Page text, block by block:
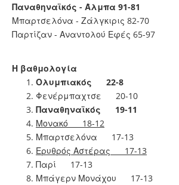
Παναθηναϊκός - Άλμπα 91-81
Μπαρτσελόνα - Ζάλγκιρις 82-70
Παρτίζαν - Αναντολού Εφές 65-97
Η βαθμολογία
Ολυμπιακός 22-8
Φενέρμπαχτσε 20-10
Παναθηναϊκός 19-11
Μονακό 18-12
Μπαρτσελόνα 17-13
Ερυθρός Αστέρας 17-13
Παρί 17-13
Μπάγερν Μονάχου 17-13